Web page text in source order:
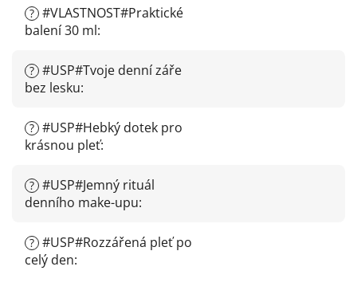
? #VLASTNOST#Praktické
balení 30 ml:
? #USP#Tvoje denní záře
bez lesku:
? #USP#Hebký dotek pro
krásnou pleť:
? #USP#Jemný rituál
denního make-upu:
? #USP#Rozzářená pleť po
celý den: